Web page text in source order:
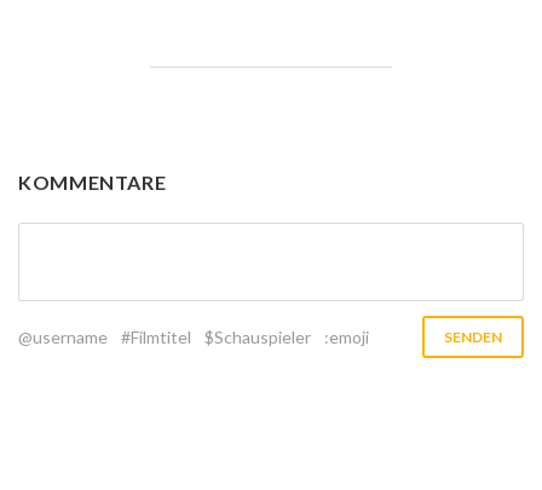
KOMMENTARE
@username #Filmtitel $Schauspieler :emoji